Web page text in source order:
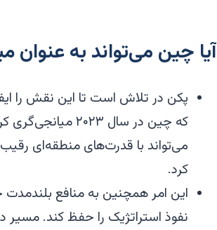
آیا چین می‌تواند به عنوان
پکن در تلاش است تا این نقش را
که چین در سال
می‌تواند با قدرت‌های منطقه‌ای رقیب
کرد.
این امر همچنین به منافع
نفوذ استراتژیک را حفظ کند.